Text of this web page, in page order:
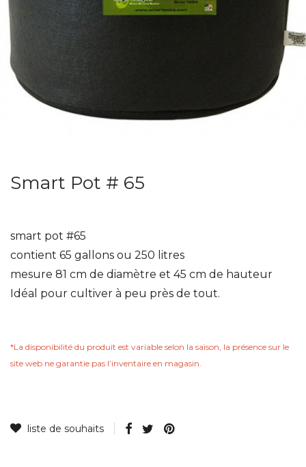
Smart Pot # 65
smart pot #65
contient 65 gallons ou 250 litres
mesure 81 cm de diamètre et 45 cm de hauteur
Idéal pour cultiver à peu près de tout.
*La disponibilité du produit est variable selon la saison, la présence sur le
site web ne garantie pas lʼinventaire en magasin.